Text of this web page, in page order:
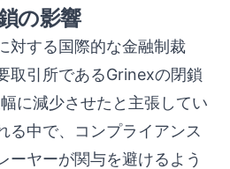
の影響
対する国際的な金融制裁
取引所であるGrinexの閉鎖
に減少させたと主張してい
る中で、コンプライアンス
ーヤーが関与を避けるよう